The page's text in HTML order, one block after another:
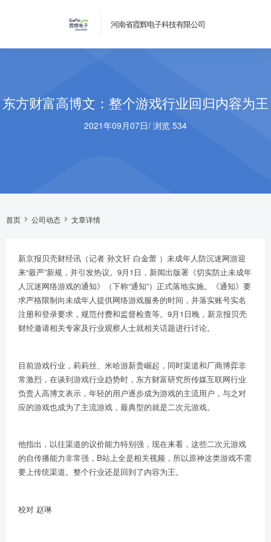
河南省霞辉电子科技有限公司
东方财富高博文：整个游戏行业回归内容为王
2021年09月07日/ 浏览 534
首页 公司动态 文章详情
新京报贝壳财经讯（记者 孙文轩 白金蕾 ）未成年人防沉迷网游迎
来“最严”新规，并引发热议。 9月 1 日，新闻出版署《切实防止未成年
人沉迷网络游戏的通知》（下称“通知”）正式落地实施。《通知》要
求严格限制向未成年人提供网络游戏服务的时间，并落实账号实名
注册和登录要求，规范付费和监督检查等。 9月 1 日晚，新京报贝壳
财经邀请相关专家及行业观察人士就相关话题进行讨论。
目前游戏行业，莉莉丝、米哈游新贵崛起，同时渠道和厂商博弈非
常激烈，在谈到游戏行业趋势时，东方财富研究所传媒互联网行业
负责人高博文表示，年轻的用户逐步成为游戏的主流用户，与之对
应的游戏也成为了主流游戏，最典型的就是二次元游戏。
他指出，以往渠道的议价能力特别强，现在来看，这些二次元游戏
的自传播能力非常强， B站上全是相关视频，所以原神这类游戏不需
要上传统渠道。整个行业还是回到了内容为王。
校对 赵琳